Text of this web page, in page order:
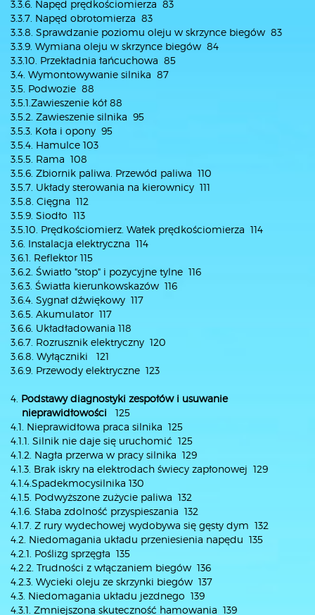
3.3.6. Napęd prędkościomierza 83
3.3.7. Napęd obrotomierza 83
3.3.8. Sprawdzanie poziomu oleju w skrzynce biegów 83
3.3.9. Wymiana oleju w skrzynce biegów 84
3.3.10. Przekładnia łańcuchowa 85
3.4. Wymontowywanie silnika 87
3.5. Podwozie 88
3.5.1.Zawieszenie kół 88
3.5.2. Zawieszenie silnika 95
3.5.3. Koła i opony 95
3.5.4. Hamulce 103
3.5.5. Rama 108
3.5.6. Zbiornik paliwa. Przewód paliwa 110
3.5.7. Układy sterowania na kierownicy 111
3.5.8. Cięgna 112
3.5.9. Siodło 113
3.5.10. Prędkościomierz. Wałek prędkościomierza 114
3.6. Instalacja elektryczna 114
3.6.1. Reflektor 115
3.6.2. Światło "stop" i pozycyjne tylne 116
3.6.3. Światła kierunkowskazów 116
3.6.4. Sygnał dźwiękowy 117
3.6.5. Akumulator 117
3.6.6. Układładowania 118
3.6.7. Rozrusznik elektryczny 120
3.6.8. Wyłączniki 121
3.6.9. Przewody elektryczne 123
4. Podstawy diagnostyki zespołów i usuwanie
nieprawidłowości
125
4.1. Nieprawidłowa praca silnika 125
4.1.1. Silnik nie daje się uruchomić 125
4.1.2. Nagła przerwa w pracy silnika 129
4.1.3. Brak iskry na elektrodach świecy zapłonowej 129
4.1.4.Spadekmocysilnika 130
4.1.5. Podwyższone zużycie paliwa 132
4.1.6. Słaba zdolność przyspieszania 132
4.1.7. Z rury wydechowej wydobywa się gęsty dym 132
4.2. Niedomagania układu przeniesienia napędu 135
4.2.1. Poślizg sprzęgła 135
4.2.2. Trudności z włączaniem biegów 136
4.2.3. Wycieki oleju ze skrzynki biegów 137
4.3. Niedomagania układu jezdnego 139
4.3.1. Zmniejszona skuteczność hamowania 139